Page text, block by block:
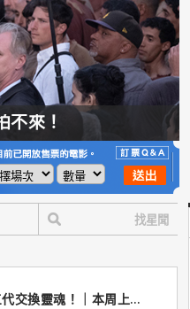
來！
【辣媽辣妹2】祖孫三代交換靈魂！｜本周上線、電視首播推薦